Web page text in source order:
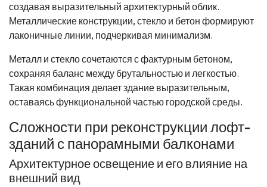
создавая выразительный архитектурный облик.
Металлические конструкции, стекло и бетон формируют
лаконичные линии, подчеркивая минимализм.
Металл и стекло сочетаются с фактурным бетоном,
сохраняя баланс между брутальностью и легкостью.
Такая комбинация делает здание выразительным,
оставаясь функциональной частью городской среды.
Сложности при реконструкции лофт-
зданий с панорамными балконами
Архитектурное освещение и его влияние на
внешний вид